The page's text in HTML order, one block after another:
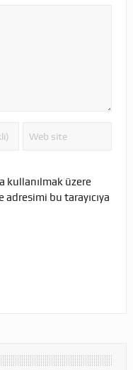
kullanılmak üzere
adresimi bu tarayıcıya